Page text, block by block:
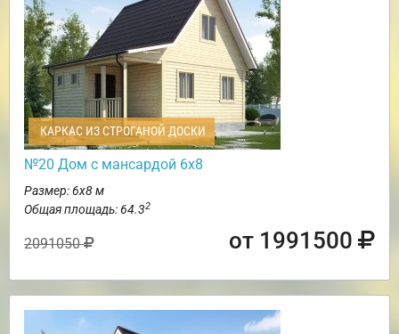
КАРКАС ИЗ СТРОГАНОЙ ДОСКИ
№20 Дом с мансардой 6х8
Размер: 6х8 м
Общая площадь: 64.32
2091050 от 1991500